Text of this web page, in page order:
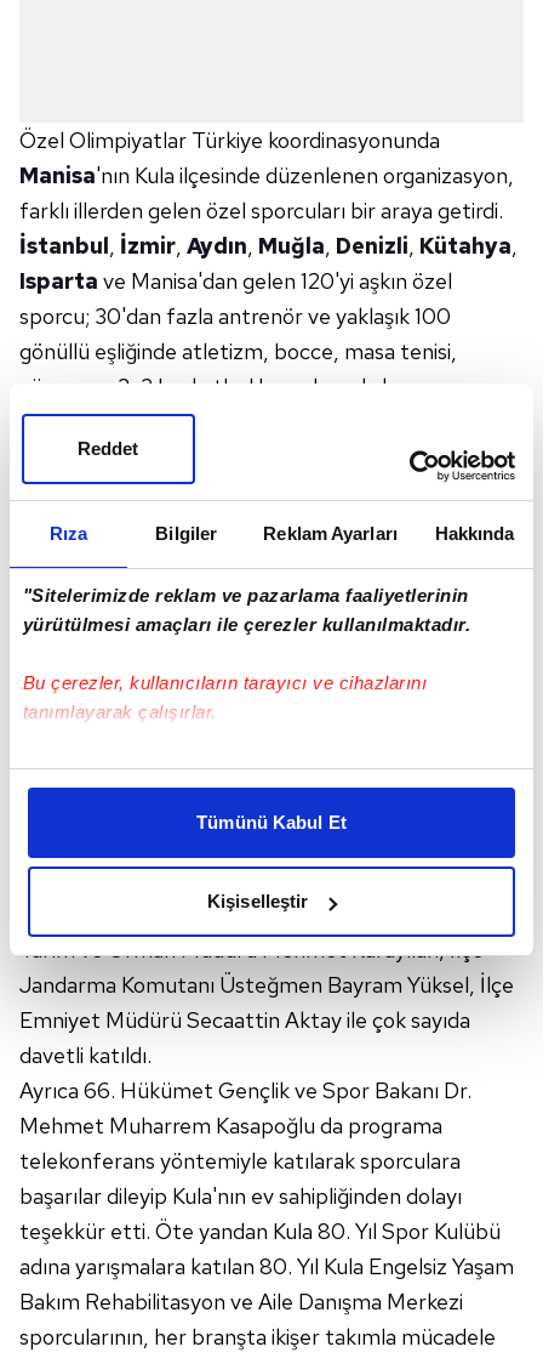
Rıza Bilgiler Reklam Ayarları Hakkında
"Sitelerimizde reklam ve pazarlama faaliyetlerinin
yürütülmesi amaçları ile çerezler kullanılmaktadır.
Bu çerezler, kullanıcıların tarayıcı ve cihazlarını
tanımlayarak çalışırlar.
Bu çerezlere izin vermeniz halinde sizlere özel
daha iyi reklam deneyimi yaşatabiliriz. Bunu yaparken
amacımızın size daha iyi bir reklam deneyimi sunmak
elimizden gelen çabayı gösterdiğimizi ve bu noktada,
kalemimiz olduğunu sizlere hatırlatmak isteriz.
Her halükârda, kullanıcılar, bu çerezlere izin vermedikleri
takdirde, kullanıcılara hedefli reklamlar
gösterilmeyecektir."
Sizlere daha iyi bir hizmet sunabilmek için İnternet
Sitemizde kendimize ve üçüncü kişilere ait çerezler
kullanılmaktadır. Bu çerezler vasıtasıyla çeşitli kişisel
verileriniz işlenmekte olup gerekli olan çerezler bilgi
toplumu hizmetlerinin sunulması amacıyla
kullanılmaktadır. Diğer çerezler, sitemizin daha işlevsel
kılınması ve kişiselleştirilmesi ve sizlere yönelik
reklam/pazarlama faaliyetlerinin yapılması, amaçlarıyla
Tümünü Kabul Et
Kişiselleştir
Reddet
Özel Olimpiyatlar Türkiye koordinasyonunda
Manisa'nın Kula ilçesinde düzenlenen organizasyon,
farklı illerden gelen özel sporcuları bir araya getirdi.
İstanbul, İzmir, Aydın, Muğla, Denizli, Kütahya,
Isparta ve Manisa'dan gelen 120'yi aşkın özel
sporcu; 30'dan fazla antrenör ve yaklaşık 100
gönüllü eşliğinde atletizm, bocce, masa tenisi,
yüzme ve 3x3 basketbol branşlarında kıyasıya
mücadele etti. Kula Spor Kompleksi'nde gün boyu
devam eden yarışmaların ardından düzenlenen ödül
töreninde dereceye giren sporculara madalyaları
takdim edildi. Organizasyon boyunca sporcuların
sergilediği azim ve performans, izleyenlerden büyük
alkış aldı. Öte yandan etkinlikleri yerinde takip etmek
üzere Kula'ya gelen Özel Olimpiyatlar Türkiye
Oyguç, Özel Olimpiyatlar Türkiye Ülke Direktörü
da müsabakaları protokol üyeleriyle birlikte izledi.
Programa Kula Kaymakamı Talha Altuntaş, Kula
ve Spor İl Müdürü Yunus Öztürk, Manisa Aile ve
Sosyal Hizmetler İl Müdürü Kudret Gültaş, Manisa İl
Tarım ve Orman Müdürü Mehmet Karayılan, İlçe
Jandarma Komutanı Üsteğmen Bayram Yüksel, İlçe
Emniyet Müdürü Secaattin Aktay ile çok sayıda
davetli katıldı.
Ayrıca 66. Hükümet Gençlik ve Spor Bakanı Dr.
Mehmet Muharrem Kasapoğlu da programa
telekonferans yöntemiyle katılarak sporculara
başarılar dileyip Kula'nın ev sahipliğinden dolayı
teşekkür etti. Öte yandan Kula 80. Yıl Spor Kulübü
adına yarışmalara katılan 80. Yıl Kula Engelsiz Yaşam
Bakım Rehabilitasyon ve Aile Danışma Merkezi
sporcularının, her branşta ikişer takımla mücadele